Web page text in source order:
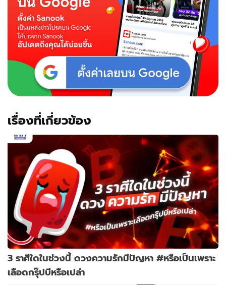
เรื่องที่เกี่ยวข้อง
3 ราศีใดในช่วงนี้ ดวงความรักมีปัญหา #หรือเป็นเพราะ
เลือดกรุ๊ปบีหรือเปล่า